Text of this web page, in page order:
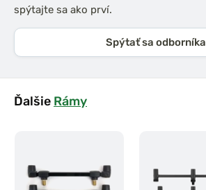
spýtajte sa ako prví.
Spýtať sa odborníka
Ďalšie Rámy